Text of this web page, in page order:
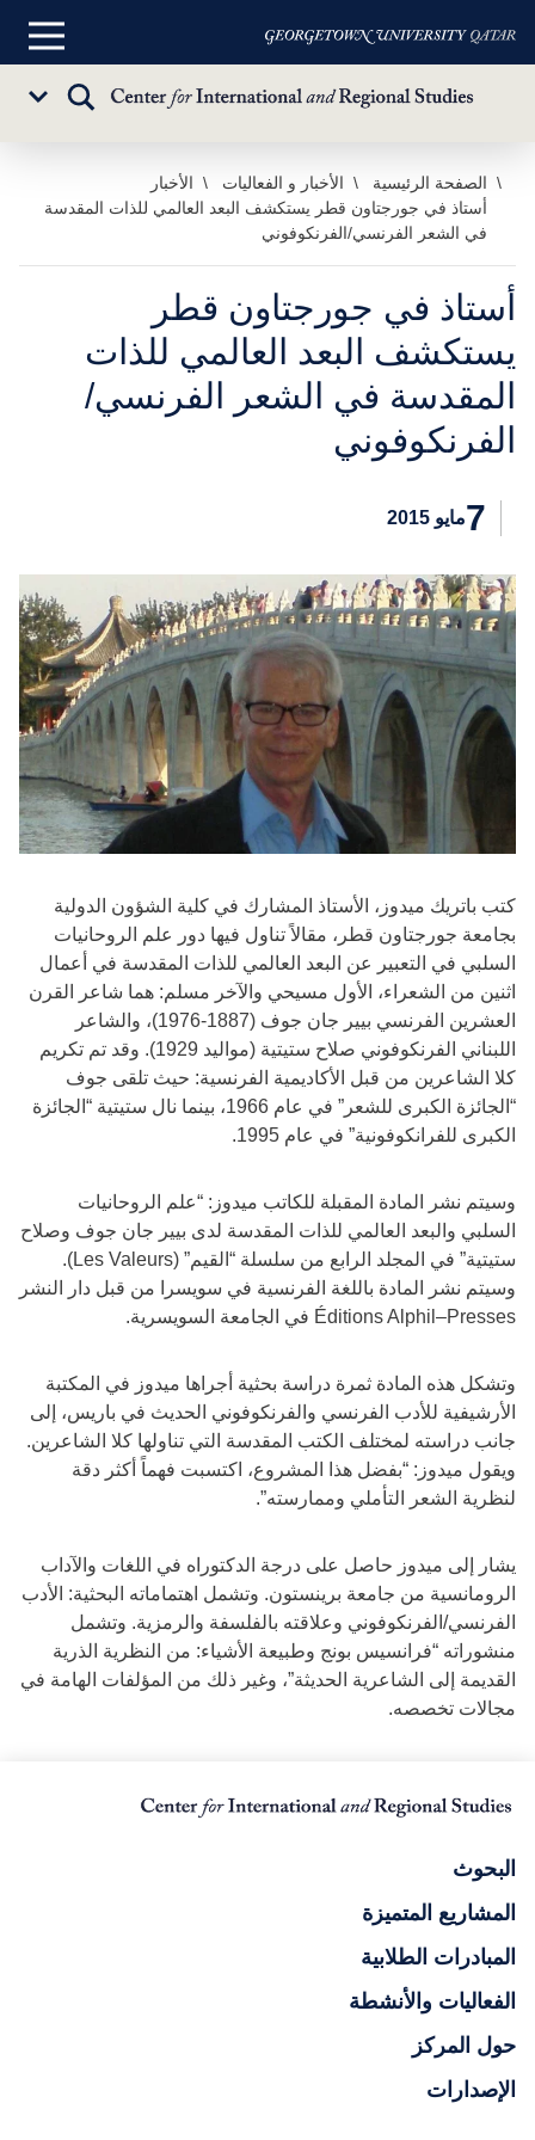
تخطي
المحتوى
الرئيسي
القائمة
تبديل
الصفحة الرئيسية الأخبار و الفعاليات
الأخبار
أستاذ في جورجتاون قطر يستكشف البعد العالمي للذات المقدسة
في الشعر الفرنسي/الفرنكوفوني
أستاذ في جورجتاون قطر
يستكشف البعد العالمي للذات
المقدسة في الشعر الفرنسي/
الفرنكوفوني
7مايو 2015
كتب باتريك ميدوز، الأستاذ المشارك في كلية الشؤون الدولية
بجامعة جورجتاون قطر، مقالاً تناول فيها دور علم الروحانيات
السلبي في التعبير عن البعد العالمي للذات المقدسة في أعمال
اثنين من الشعراء، الأول مسيحي والآخر مسلم: هما شاعر القرن
العشرين الفرنسي بيير جان جوف (1887-1976)، والشاعر
اللبناني الفرنكوفوني صلاح ستيتية (مواليد 1929). وقد تم تكريم
كلا الشاعرين من قبل الأكاديمية الفرنسية: حيث تلقى جوف
“الجائزة الكبرى للشعر” في عام 1966، بينما نال ستيتية “الجائزة
الكبرى للفرانكوفونية” في عام 1995.
وسيتم نشر المادة المقبلة للكاتب ميدوز: “علم الروحانيات
السلبي والبعد العالمي للذات المقدسة لدى بيير جان جوف وصلاح
ستيتية” في المجلد الرابع من سلسلة “القيم” (Les Valeurs).
وسيتم نشر المادة باللغة الفرنسية في سويسرا من قبل دار النشر
Éditions Alphil–Presses في الجامعة السويسرية.
وتشكل هذه المادة ثمرة دراسة بحثية أجراها ميدوز في المكتبة
الأرشيفية للأدب الفرنسي والفرنكوفوني الحديث في باريس، إلى
جانب دراسته لمختلف الكتب المقدسة التي تناولها كلا الشاعرين.
ويقول ميدوز: “بفضل هذا المشروع، اكتسبت فهماً أكثر دقة
لنظرية الشعر التأملي وممارسته”.
يشار إلى ميدوز حاصل على درجة الدكتوراه في اللغات والآداب
الرومانسية من جامعة برينستون. وتشمل اهتماماته البحثية: الأدب
الفرنسي/الفرنكوفوني وعلاقته بالفلسفة والرمزية. وتشمل
منشوراته “فرانسيس بونج وطبيعة الأشياء: من النظرية الذرية
القديمة إلى الشاعرية الحديثة”، وغير ذلك من المؤلفات الهامة في
مجالات تخصصه.
البحوث
المشاريع المتميزة
المبادرات الطلابية
الفعاليات والأنشطة
حول المركز
الإصدارات